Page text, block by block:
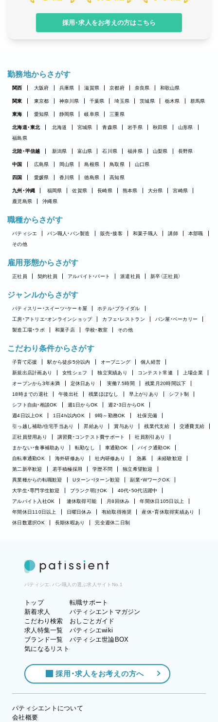
採用・求人をお考えの方はこちら
勤務地からさがす
関西 大阪府 兵庫県 滋賀県 京都府 奈良県 和歌山県
関東 東京都 神奈川県 千葉県 埼玉県 茨城県 栃木県 群馬県
東海 愛知県 静岡県 岐阜県 三重県
北海道・東北 北海道 宮城県 青森県 岩手県 秋田県
山形県
福島県
北陸・甲信越 新潟県 富山県 石川県 福井県 山梨県 長野県
中国 広島県 岡山県 島根県 鳥取県 山口県
四国 愛媛県 香川県 徳島県 高知県
九州・沖縄 福岡県 佐賀県 長崎県 熊本県 大分県
宮崎県
鹿児島県
沖縄県
職種からさがす
パティシエ パン職人・パン製造 販売・接客 和菓子職人 講師
本部職
その他
雇用形態からさがす
正社員 契約社員 アルバイト・パート 派遣社員 新卒（正社員）
ジャンルからさがす
パティスリー・スイーツ・ケーキ屋
ホテル・ブライダル
工房・アトリエ・オンラインショップ
カフェ・レストラン
パン屋・ベーカリー
製造工場・ラボ
和菓子店 学校・教室 その他
こだわり条件からさがす
子育て応援 駅から徒歩5分以内 オープニング
個人経営
新規出店計画あり
女性シェフ 独立実績あり コンテスト常連
上場企業
オープンから3年未満
定休日あり 実働7.5時間
残業月20時間以下
18時までの退社
午後出社 残業ほぼなし 早上がりあり
シフト制
シフト自由・相談OK
週1日からOK
週2・3日からOK
週4日以上OK
1日4h以内OK 9時～勤務OK
社保完備
引っ越し補助/住宅手当あり
昇給あり 賞与あり 残業代支給
交通費支給
正社員登用あり
講習費・コンテスト費サポート
社員割引あり
まかない・食事補助あり
転勤なし 車通勤OK
バイク通勤OK
自転車通勤OK
海外研修あり 社内研修あり 急募
未経験歓迎
第二新卒歓迎
若手積極採用 学歴不問
独立希望歓迎
異業種からの転職歓迎
Uターン・Iターン歓迎
副業・WワークOK
大学生・専門学生歓迎
ブランク明けOK
40代・50代活躍中
アルバイト入社OK
連休取得可能 月8回休み
年間休日105日以上
年間休日110日以上
日曜日休み 有給取得推奨
産休・育休取得実績あり
休日数選択OK
長期休暇あり 完全週休二日制
パティシエ、パン職人の選ぶ求人サイトNo.1
トップ
新着求人
こだわり検索
求人特集一覧
ブランド一覧
気になるリスト
転職サポート
パティシエントマガジン
おしごとガイド
パティシエwiki
パティシエ世論BOX
採用・求人をお考えの方へ
パティシエントについて
会社概要